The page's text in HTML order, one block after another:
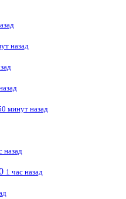
назад
минут назад
назад
1 час назад